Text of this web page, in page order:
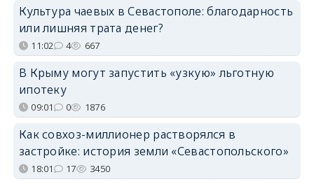
Культура чаевых в Севастополе: благодарность
или лишняя трата денег?
11:02 4 667
В Крыму могут запустить «узкую» льготную
ипотеку
09:01 0 1876
Как совхоз-миллионер растворялся в
застройке: история земли «Севастопольского»
18:01 17 3450